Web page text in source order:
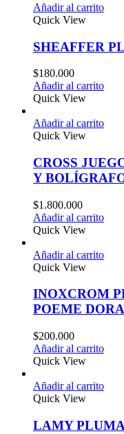
Añadir al carrito
Quick View
SHEAFFER
$180.000
Añadir al carrito
Quick View
Añadir al carrito
Quick View
CROSS
Y
$1.800.000
Añadir al carrito
Quick View
Añadir al carrito
Quick View
INOXCROM
POEME
$200.000
Añadir al carrito
Quick View
Añadir al carrito
Quick View
LAMY